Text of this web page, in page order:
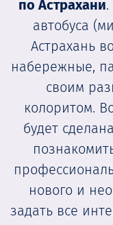
по Астрахани
автобуса
Астрахань
набережные,
своим
колоритом.
будет
нового и
задать все